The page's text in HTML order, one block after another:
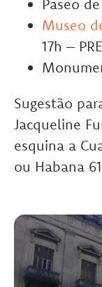
Paseo
Museo
17h –
Sugestão
Jacqueline
esquina a
ou Habana